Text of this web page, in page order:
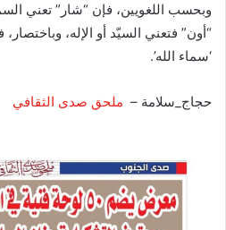
وبحسب اللغويين، فإن “شار” تعني
“أون” فتعني السيّد أو الإله،
‘سماء الله’.
حجاج_سلامة – ملحق صدى الثقافي